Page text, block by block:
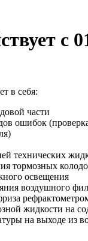
c
в себя:
части
ошибок
технических
тормозных
освещения
воздушного
жидкости на
на выходе из